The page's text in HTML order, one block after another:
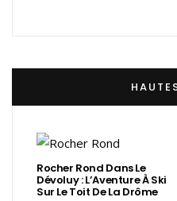
Rocher Rond Dans Le
Dévoluy : L’Aventure À Ski
Sur Le Toit De La Drôme